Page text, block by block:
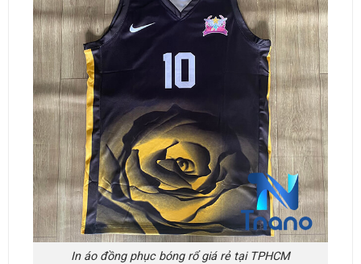
In áo đồng phục bóng rổ giá rẻ tại TPHCM